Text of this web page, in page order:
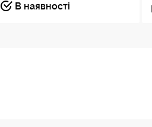
В наявності